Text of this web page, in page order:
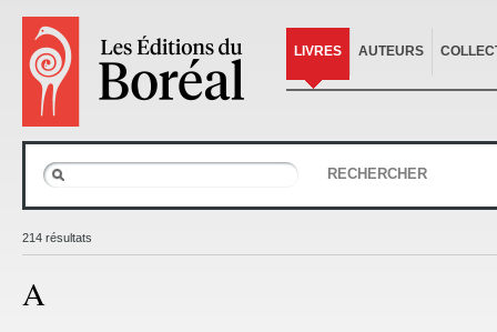
LIVRES AUTEURS
RECHERCHER
214 résultats
A